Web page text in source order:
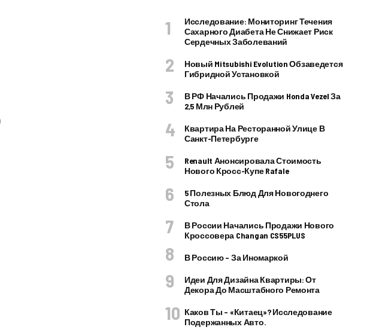
Исследование: Мониторинг Течения
Сахарного Диабета Не Снижает Риск
Сердечных Заболеваний
Новый Mitsubishi Evolution Обзаведется
Гибридной Установкой
В РФ Начались Продажи Honda Vezel За
2,5 Млн Рублей
Квартира На Ресторанной Улице В
Санкт-Петербурге
Renault Анонсировала Стоимость
Нового Кросс-Купе Rafale
5 Полезных Блюд Для Новогоднего
Стола
В России Начались Продажи Нового
Кроссовера Changan CS55PLUS
В Россию – За Иномаркой
Идеи Для Дизайна Квартиры: От
Декора До Масштабного Ремонта
Каков Ты – «китаец»? Исследование
Подержанных Авто.